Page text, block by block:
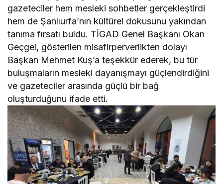
gazeteciler hem mesleki sohbetler gerçekleştirdi
hem de Şanlıurfa’nın kültürel dokusunu yakından
tanıma fırsatı buldu. TİGAD Genel Başkanı Okan
Geçgel, gösterilen misafirperverlikten dolayı
Başkan Mehmet Kuş’a teşekkür ederek, bu tür
buluşmaların mesleki dayanışmayı güçlendirdiğini
ve gazeteciler arasında güçlü bir bağ
oluşturduğunu ifade etti.